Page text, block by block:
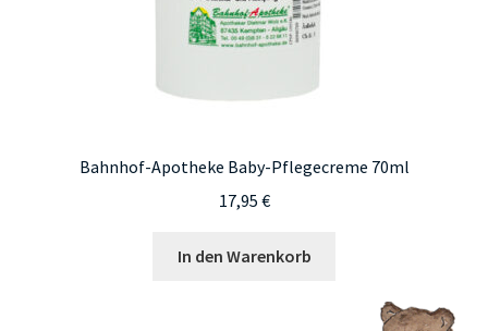
Bahnhof-Apotheke Baby-Pflegecreme 70ml
17,95 €
In den Warenkorb